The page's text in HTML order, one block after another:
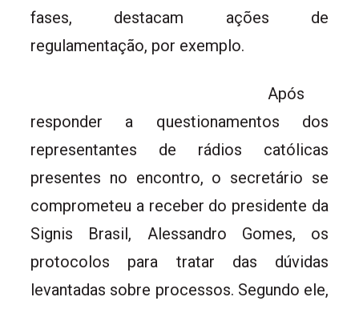
fases, destacam ações de
regulamentação, por exemplo.
Após
responder a questionamentos dos
representantes de rádios católicas
presentes no encontro, o secretário se
comprometeu a receber do presidente da
Signis Brasil, Alessandro Gomes, os
protocolos para tratar das dúvidas
levantadas sobre processos. Segundo ele,